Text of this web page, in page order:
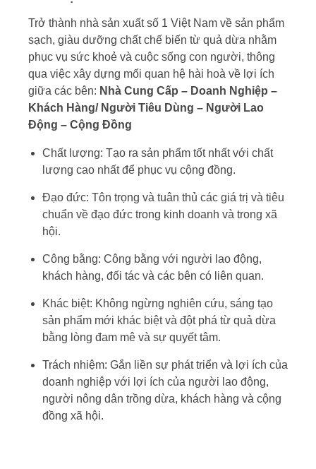
Trở thành nhà sản xuất số 1 Việt Nam về sản phẩm
sạch, giàu dưỡng chất chế biến từ quả dừa nhằm
phục vụ sức khoẻ và cuộc sống con người, thông
qua việc xây dựng mối quan hệ hài hoà về lợi ích
giữa các bên: Nhà Cung Cấp – Doanh Nghiệp –
Khách Hàng/ Người Tiêu Dùng – Người Lao
Động – Cộng Đồng
Chất lượng: Tạo ra sản phẩm tốt nhất với chất
lượng cao nhất để phục vụ cộng đồng.
Đạo đức: Tôn trọng và tuân thủ các giá trị và tiêu
chuẩn về đạo đức trong kinh doanh và trong xã
hội.
Công bằng: Công bằng với người lao động,
khách hàng, đối tác và các bên có liên quan.
Khác biệt: Không ngừng nghiên cứu, sáng tạo
sản phẩm mới khác biệt và đột phá từ quả dừa
bằng lòng đam mê và sự quyết tâm.
Trách nhiệm: Gắn liền sự phát triển và lợi ích của
doanh nghiệp với lợi ích của người lao động,
người nông dân trồng dừa, khách hàng và cộng
đồng xã hội.